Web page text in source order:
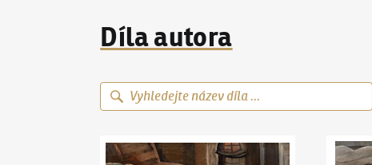
Díla autora
Jiří Kars(1880–1945)Akt na pohovce Jiří Kars